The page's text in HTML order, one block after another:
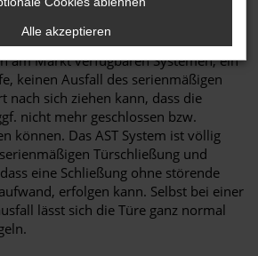
System zu montieren, welches nicht
Schließsystem des
wird verhindert, dass im
am Markt verfügbaren Systemen, ein
keinen Ausfall des serienmäßigen
nach sich ziehen kann, dass die
nicht mehr geschlossen bzw.
können. Das AST System ist völlig
Türschließung und
eine Schließung ohne störende
erfolgen kann. Selbst bei einer
lässt sich die Türe ganz normal
Alle akzeptieren